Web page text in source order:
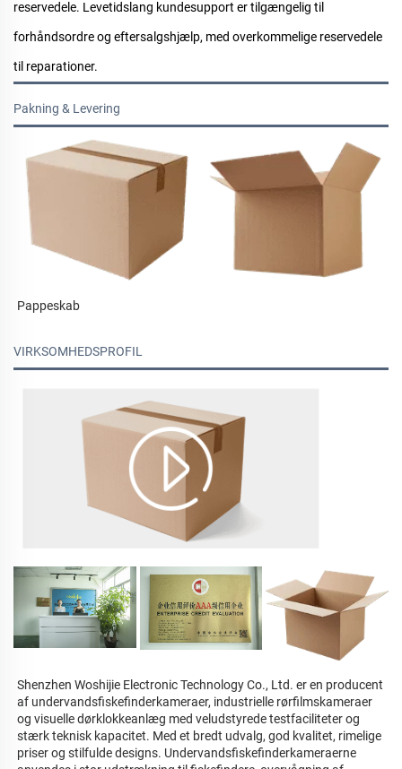
reservedele. Levetidslang kundesupport er tilgængelig til
forhåndsordre og eftersalgshjælp, med overkommelige reservedele
til reparationer.
Pakning & Levering
Pappeskab
VIRKSOMHEDSPROFIL
Shenzhen Woshijie Electronic Technology Co., Ltd. er en producent
af undervandsfiskefinderkameraer, industrielle rørfilmskameraer
og visuelle dørklokkeanlæg med veludstyrede testfaciliteter og
stærk teknisk kapacitet. Med et bredt udvalg, god kvalitet, rimelige
priser og stilfulde designs. Undervandsfiskefinderkameraerne